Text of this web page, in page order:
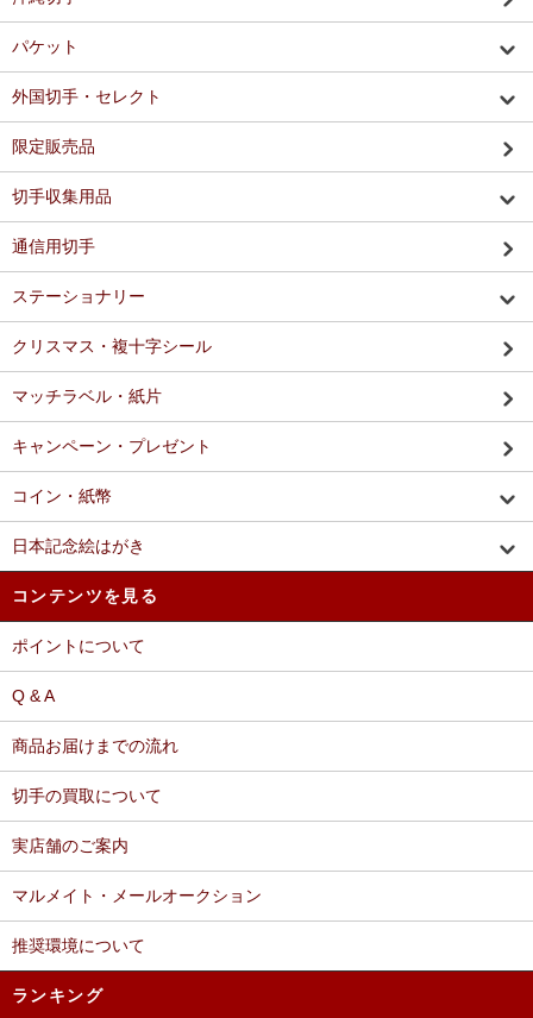
パケット
外国切手・セレクト
限定販売品
切手収集用品
通信用切手
ステーショナリー
クリスマス・複十字シール
マッチラベル・紙片
キャンペーン・プレゼント
コイン・紙幣
日本記念絵はがき
コンテンツを見る
ポイントについて
Q & A
商品お届けまでの流れ
切手の買取について
実店舗のご案内
マルメイト・メールオークション
推奨環境について
ランキング